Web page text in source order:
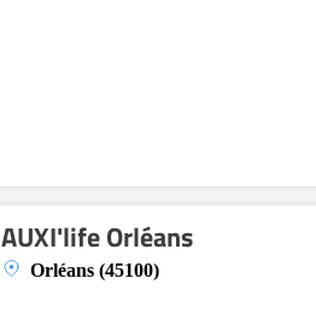
AUXI'life Orléans
Orléans (45100)